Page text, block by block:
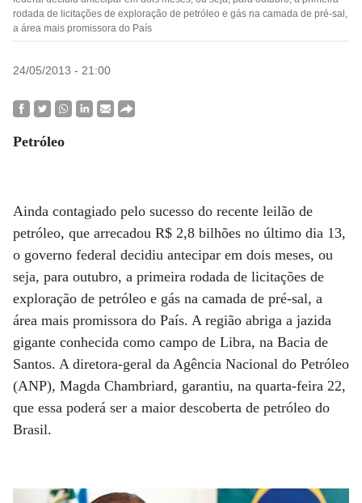
rodada de licitações de exploração de petróleo e gás na camada de pré-sal,
a área mais promissora do País
24/05/2013 - 21:00
Petróleo
Ainda contagiado pelo sucesso do recente leilão de
petróleo, que arrecadou R$ 2,8 bilhões no último dia 13,
o governo federal decidiu antecipar em dois meses, ou
seja, para outubro, a primeira rodada de licitações de
exploração de petróleo e gás na camada de pré-sal, a
área mais promissora do País. A região abriga a jazida
gigante conhecida como campo de Libra, na Bacia de
Santos. A diretora-geral da Agência Nacional do Petróleo
(ANP), Magda Chambriard, garantiu, na quarta-feira 22,
que essa poderá ser a maior descoberta de petróleo do
Brasil.